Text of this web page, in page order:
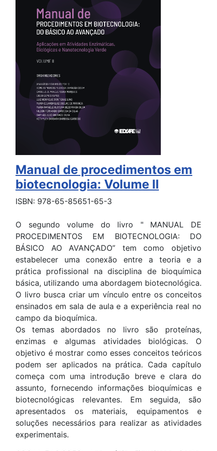
Manual de procedimentos em
biotecnologia: Volume II
ISBN: 978-65-85651-65-3
O segundo volume do livro " MANUAL DE
PROCEDIMENTOS EM BIOTECNOLOGIA: DO
BÁSICO AO AVANÇADO” tem como objetivo
estabelecer uma conexão entre a teoria e a
prática profissional na disciplina de bioquímica
básica, utilizando uma abordagem biotecnológica.
O livro busca criar um vínculo entre os conceitos
ensinados em sala de aula e a experiência real no
campo da bioquímica.
Os temas abordados no livro são proteínas,
enzimas e algumas atividades biológicas. O
objetivo é mostrar como esses conceitos teóricos
podem ser aplicados na prática. Cada capítulo
começa com uma introdução breve e clara do
assunto, fornecendo informações bioquímicas e
biotecnológicas relevantes. Em seguida, são
apresentados os materiais, equipamentos e
soluções necessários para realizar as atividades
experimentais.